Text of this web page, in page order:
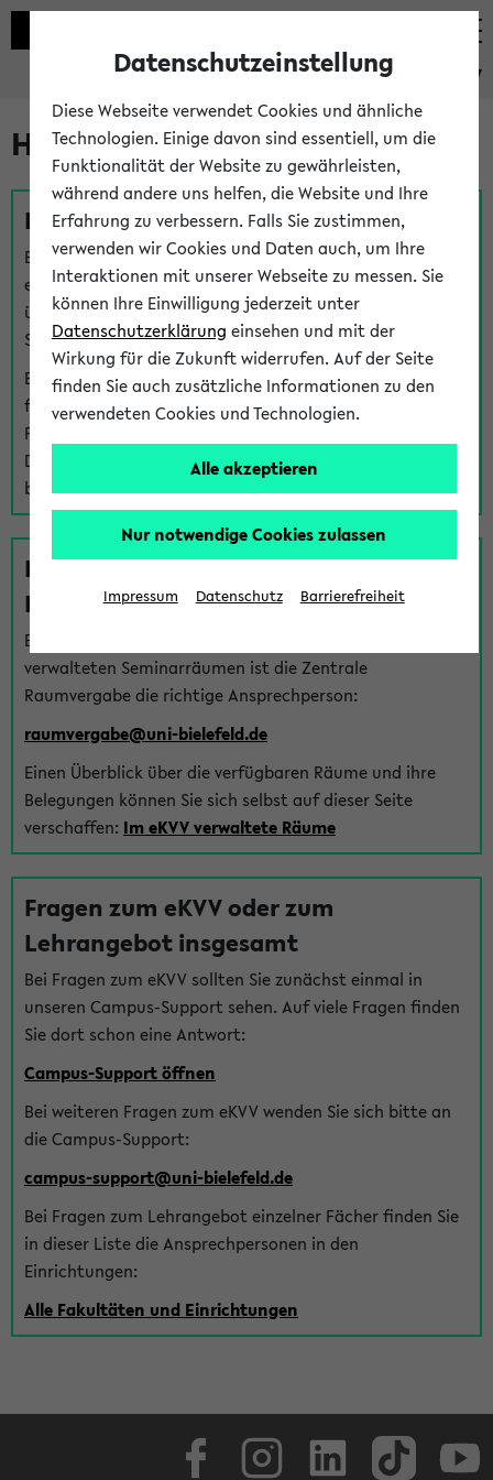
eKVV
Hilfe & Kontakt
Fragen zu einzelnen Veranstaltungen
Bei inhaltlichen und organisatorischen Fragen zu
einzelnen Veranstaltungen finden Sie Ansprechpersonen
über denFragen-Link bei jeder Veranstaltung. Der BIS
Support kann hier meist keine direkte Hilfe leisten.
Bei Veranstaltungen mit eKVV Teilnahmemanagement
finden Sie eine Auskunft über die Personen, die Ihre
Platzzuteilung im eKVV eingetragen haben, auf der
Detailseite zum Teilnahmemanagement der
betreffenden Veranstaltung.
Fragen zu im eKVV verwalteten
Räumen
Bei Fragen zur Vergabe von Hörsälen und vom eKVV
verwalteten Seminarräumen ist die Zentrale
Raumvergabe die richtige Ansprechperson:
raumvergabe@uni-bielefeld.de
Einen Überblick über die verfügbaren Räume und ihre
Belegungen können Sie sich selbst auf dieser Seite
verschaffen: Im eKVV verwaltete Räume
Fragen zum eKVV oder zum
Lehrangebot insgesamt
Bei Fragen zum eKVV sollten Sie zunächst einmal in
unseren Campus-Support sehen. Auf viele Fragen finden
Sie dort schon eine Antwort:
Campus-Support öffnen
Bei weiteren Fragen zum eKVV wenden Sie sich bitte an
die Campus-Support:
campus-support@uni-bielefeld.de
Bei Fragen zum Lehrangebot einzelner Fächer finden Sie
in dieser Liste die Ansprechpersonen in den
Einrichtungen:
Alle Fakultäten und Einrichtungen
Datenschutzeinstellung
Diese Webseite verwendet Cookies und ähnliche
Technologien. Einige davon sind essentiell, um die
Funktionalität der Website zu gewährleisten,
während andere uns helfen, die Website und Ihre
Erfahrung zu verbessern. Falls Sie zustimmen,
verwenden wir Cookies und Daten auch, um Ihre
Interaktionen mit unserer Webseite zu messen. Sie
können Ihre Einwilligung jederzeit unter
Datenschutzerklärung einsehen und mit der
Wirkung für die Zukunft widerrufen. Auf der Seite
finden Sie auch zusätzliche Informationen zu den
verwendeten Cookies und Technologien.
Alle akzeptieren
Nur notwendige Cookies zulassen
Impressum Datenschutz Barrierefreiheit